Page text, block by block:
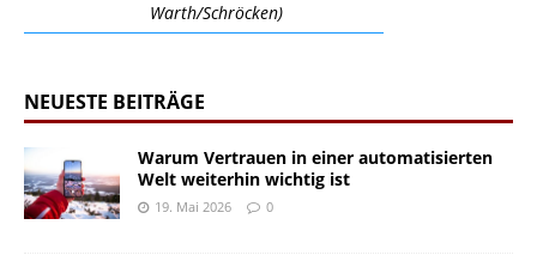
Warth/Schröcken)
NEUESTE BEITRÄGE
Warum Vertrauen in einer automatisierten
Welt weiterhin wichtig ist
19. Mai 2026 0